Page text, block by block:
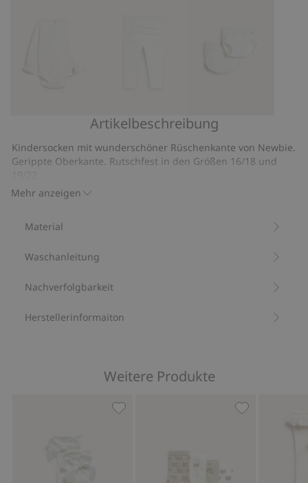
Spitzenbündchen
Leggings
Rüschen
2er-
Pack
Slips
Artikelbeschreibung
Mehr anzeigen
Kindersocken mit wunderschöner Rüschenkante von Newbie.
Gerippte Oberkante. Rutschfest in den Größen 16/18 und
Mit 74 % Biobaumwolle.
Artikelnummer
Material
Waschanleitung
Nachverfolgbarkeit
Herstellerinformaiton
Weitere Produkte
Kniestrümpfe mit Schleife, Zu
4er-Pack